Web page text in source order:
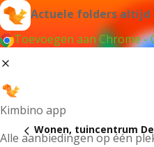
Actuele folders altijd
Toevoegen aan Chrome -
Kimbino app
Alle aanbiedingen op één
Wonen, tuincentrum